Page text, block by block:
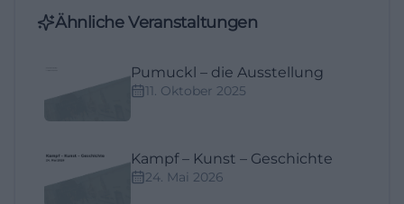
Ähnliche Veranstaltungen
Pumuckl – die Ausstellung
11. Oktober 2025
Kampf – Kunst – Geschichte
24. Mai 2026